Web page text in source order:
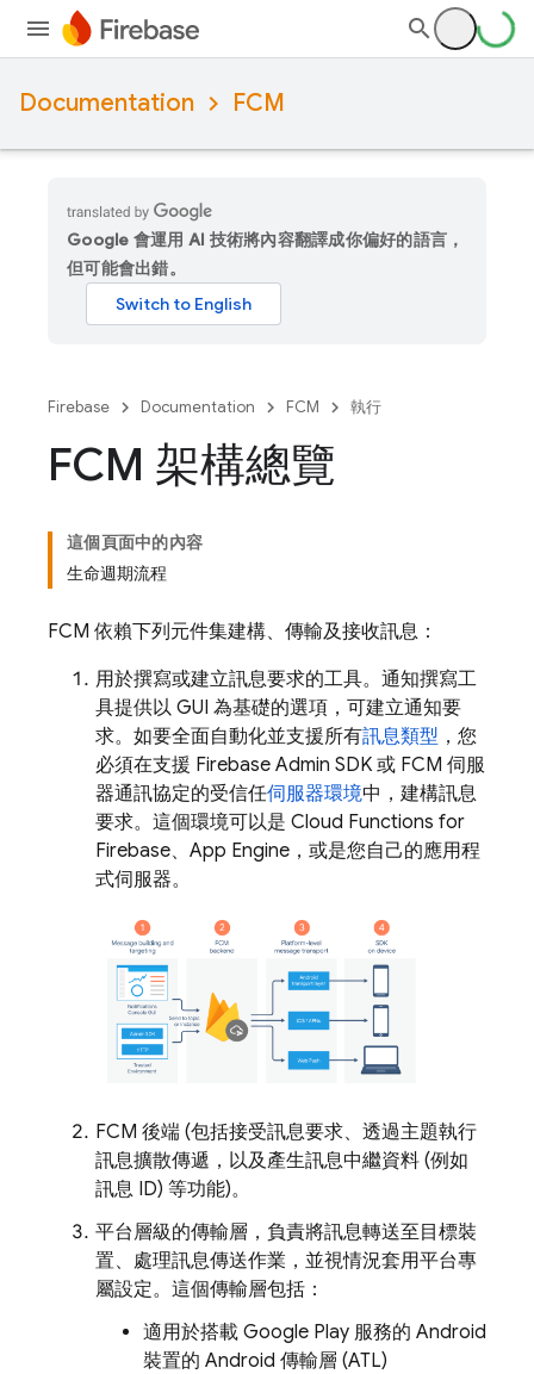
Documentation FCM
Google 會運用 AI 技術將內容翻譯成你偏好的語言，
但可能會出錯。
Firebase Documentation FCM 執行
FCM 架構總覽
這個頁面中的內容
生命週期流程
FCM 依賴下列元件集建構、傳輸及接收訊息：
用於撰寫或建立訊息要求的工具。通知撰寫工
具提供以 GUI 為基礎的選項，可建立通知要
求。如要全面自動化並支援所有訊息類型 ，您
必須在支援 Firebase Admin SDK 或 FCM 伺服
器通訊協定的受信任伺服器環境中，建構訊息
要求。這個環境可以是 Cloud Functions for
Firebase、 App Engine ，或是您自己的應用程
式伺服器。
FCM 後端 (包括接受訊息要求、透過主題執行
訊息擴散傳遞，以及產生訊息中繼資料 (例如
訊息 ID) 等功能)。
平台層級的傳輸層，負責將訊息轉送至目標裝
置、處理訊息傳送作業，並視情況套用平台專
屬設定。這個傳輸層包括：
適用於搭載 Google Play 服務的 Android
裝置的 Android 傳輸層 (ATL)